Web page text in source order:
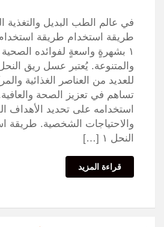
في عالم الطب البديل
طريقة استخدام طريقة
١ بشهرةٍ واسعةٍ لفوائده الصحية
والمتنوعة. يُعتبر عسل ريق
للعديد من العناصر الغذائية
تساهم في تعزيز الصحة
استخدامه على تحديد الأهداف
والاحتياجات الشخصية.
النحل ١ […]
قراءة المزيد